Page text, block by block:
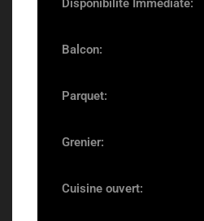
Disponibilité Immédiate:
Balcon:
Parquet:
Grenier:
Cuisine ouvert: